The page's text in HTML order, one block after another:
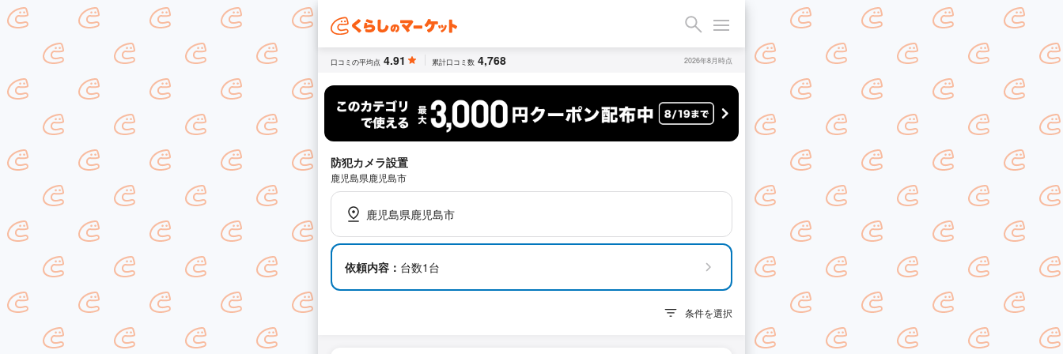
口コミの平均点 4.91 累計口コミ数 4,768 2026年8月時点
防犯カメラ設置
鹿児島県鹿児島市
鹿児島県鹿児島市
依頼内容： 台数1台
条件を選択